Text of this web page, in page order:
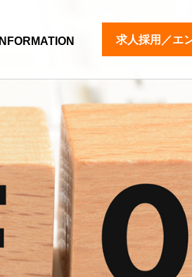
INFORMATION 求人採用／エ